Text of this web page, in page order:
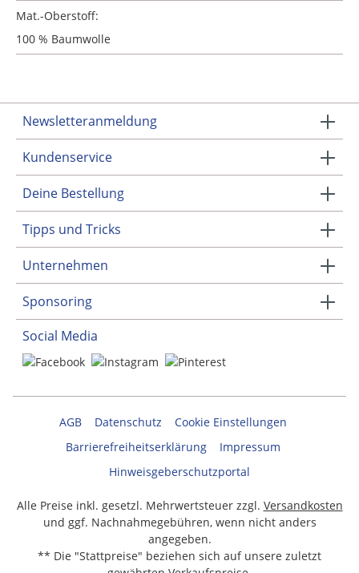
Mat.-Oberstoff:
100 % Baumwolle
Newsletteranmeldung
Kundenservice
Deine Bestellung
Tipps und Tricks
Unternehmen
Sponsoring
Social Media
AGB Datenschutz
Cookie Einstellungen
Barrierefreiheitserklärung
Impressum
Hinweisgeberschutzportal
Alle Preise inkl. gesetzl. Mehrwertsteuer zzgl. Versandkosten
und ggf. Nachnahmegebühren, wenn nicht anders
angegeben.
** Die "Stattpreise" beziehen sich auf unsere zuletzt